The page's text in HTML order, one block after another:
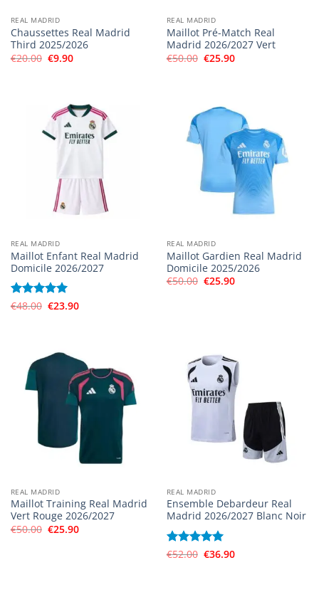
REAL MADRID
Chaussettes Real Madrid
Third 2025/2026
€20.00 Le
prix
€9.90Le
REAL MADRID
Maillot Pré-Match Real
Madrid 2026/2027 Vert
€50.00 Le
prix
€25.90Le
REAL MADRID
Maillot Enfant Real Madrid
Domicile 2026/2027
Note5 sur
€48.00 Le
€23.90Le
REAL MADRID
Maillot Gardien Real Madrid
Domicile 2025/2026
€50.00 Le
€25.90Le
REAL MADRID
Maillot Training Real Madrid
Vert Rouge 2026/2027
€50.00 Le
prix
€25.90Le
REAL MADRID
Ensemble Debardeur Real
Madrid 2026/2027 Blanc Noir
Note5 sur
€52.00 Le
prix
€36.90Le